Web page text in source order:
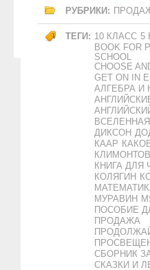
РУБРИКИ:
ТЕГИ: 10 КЛАСС 5
BOOK FOR
SCHOOL
CHOOSE
GET ON IN
АЛГЕБРА И
ВСЕЛЕННАЯ
ДИКСОН
КААР
КНИГА ДЛЯ
КОЛЯГИН
МУРАВИН
ПОСОБИЕ
ПРОДАЖА
СБОРНИК
СКАЗКИ И